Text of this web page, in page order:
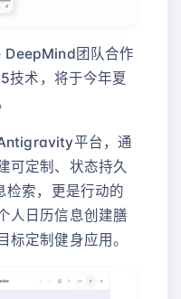
DeepMind团队合作
技术，将于今年夏
平台，通
可定制、状态持久
检索，更是行动的
人日历信息创建膳
标定制健身应用。